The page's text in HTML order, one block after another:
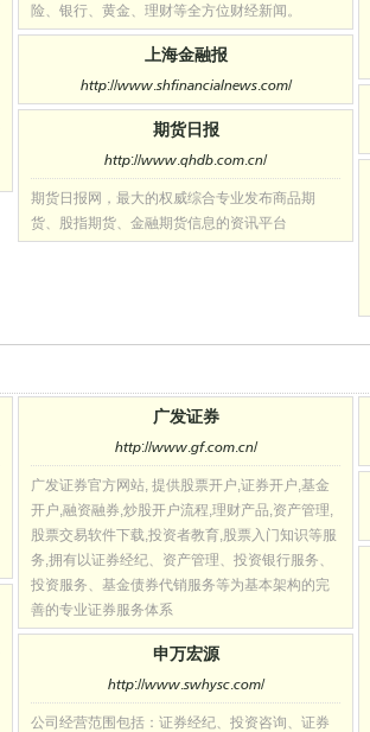
险、银行、黄金、理财等全方位财经新闻。
上海金融报
http://www.shfinancialnews.com/
期货日报
http://www.qhdb.com.cn/
期货日报网，最大的权威综合专业发布商品期
货、股指期货、金融期货信息的资讯平台
广发证券
http://www.gf.com.cn/
广发证券官方网站, 提供股票开户,证券开户,基金
开户,融资融券,炒股开户流程,理财产品,资产管理,
股票交易软件下载,投资者教育,股票入门知识等服
务,拥有以证券经纪、资产管理、投资银行服务、
投资服务、基金债券代销服务等为基本架构的完
善的专业证券服务体系
申万宏源
http://www.swhysc.com/
公司经营范围包括：证券经纪、投资咨询、证券